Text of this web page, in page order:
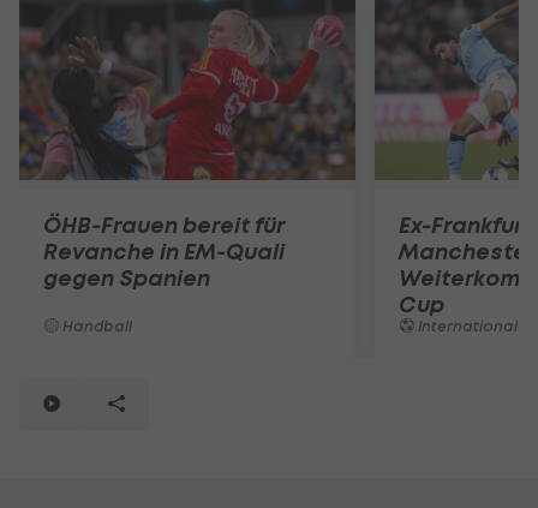
ÖHB-Frauen bereit für
Revanche in EM-Quali
gegen Spanien
Handball
Ex-
Cup
International